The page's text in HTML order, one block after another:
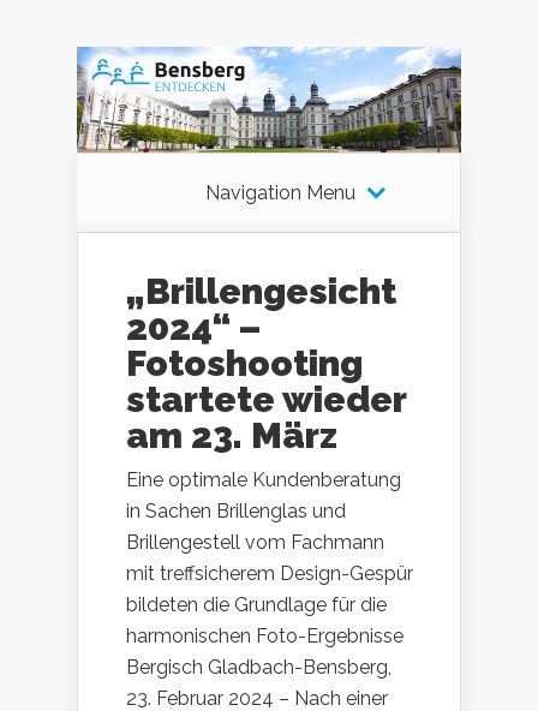
Navigation Menu
„Brillengesicht
2024“ –
Fotoshooting
startete wieder
am 23. März
Eine optimale Kundenberatung
in Sachen Brillenglas und
Brillengestell vom Fachmann
mit treffsicherem Design-Gespür
bildeten die Grundlage für die
harmonischen Foto-Ergebnisse
Bergisch Gladbach-Bensberg,
23. Februar 2024 – Nach einer